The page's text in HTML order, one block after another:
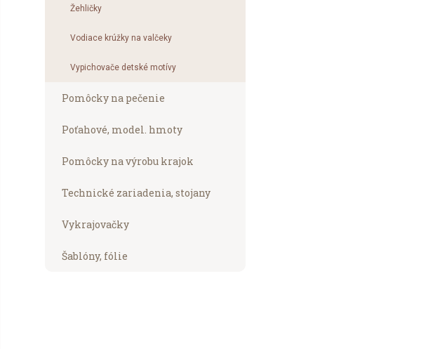
Žehličky
Vodiace krúžky na valčeky
Vypichovače detské motívy
Pomôcky na pečenie
Poťahové, model. hmoty
Pomôcky na výrobu krajok
Technické zariadenia, stojany
Vykrajovačky
Šablóny, fólie